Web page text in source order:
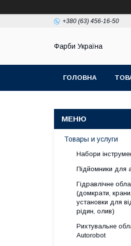
+380 (63) 456-16-50
Фарби Україна
ГОЛОВНА
Товары и услуги
Набори
Підйомники для
Гідравлічне
(домкрати,
установки для
рiдин, олив)
Рихтувальне
Autorobot